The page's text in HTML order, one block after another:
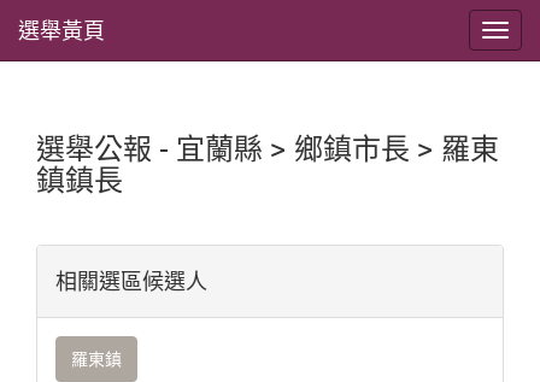
選舉黃頁
選舉公報 - 宜蘭縣 > 鄉鎮市長 > 羅東
鎮鎮長
相關選區候選人
羅東鎮